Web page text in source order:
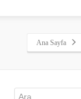
Ana Sayfa